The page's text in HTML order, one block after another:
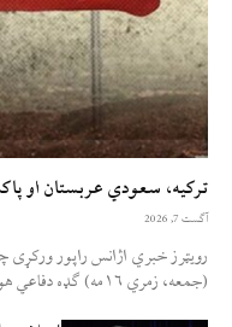
ترکیه، سعودي عربستان او
آگست 7, 2026
رویټرز خبري اژانس راپور ورکړی
(جمعه، زمري ۱۶مه) ګډه دفاعي هوکړه لاسلیک کړي. د رویټرز د راپور...